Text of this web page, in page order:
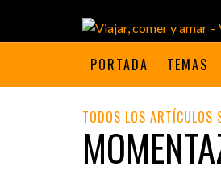
PORTADA TEMAS
TODOS LOS ARTÍCULOS